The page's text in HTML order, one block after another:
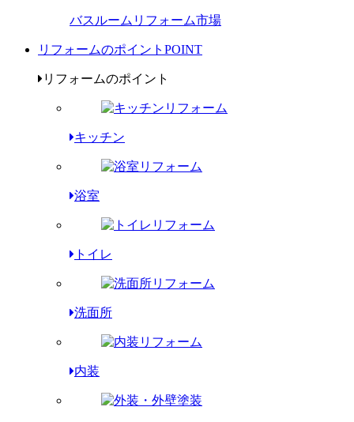
バスルームリフォーム市場
リフォームのポイント POINT
リフォームのポイント
キッチン
浴室
トイレ
洗面所
内装